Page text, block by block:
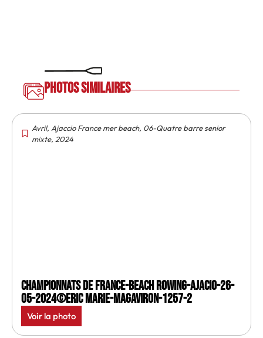
Photos similaires
Avril, Ajaccio France mer beach, 06-Quatre barre senior
mixte, 2024
Championnats de France-Beach rowing-Ajacio-26-
05-2024©Eric Marie-MagAviron-1257-2
Voir la photo